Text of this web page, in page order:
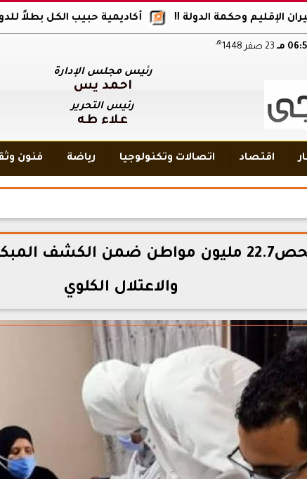
أكاديمية حبيب الكل بطلاً للدوري وحكمة الدولة !!
مـ هـ
رئيس مجلس الإدارة
أحمد يس
رئيس التحرير
علاء طه
اقتصاد اتصالات وتكنولوجيا رياضة فنون
«الصحة»: فحص22.7 مليون مواطن ضمن الكشف
والاعتلال الكلوي